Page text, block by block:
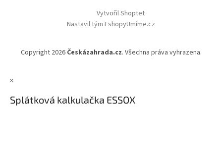
Vytvořil Shoptet
Nastavil tým EshopyUmíme.cz
Copyright 2026 Českázahrada.cz. Všechna práva vyhrazena.
×
Splátková kalkulačka ESSOX